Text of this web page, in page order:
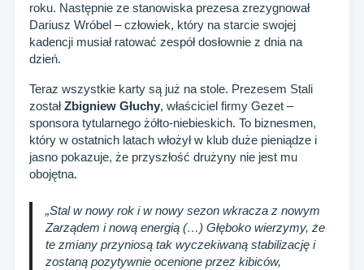
roku. Następnie ze stanowiska prezesa zrezygnował
Dariusz Wróbel – człowiek, który na starcie swojej
kadencji musiał ratować zespół dosłownie z dnia na
dzień.
Teraz wszystkie karty są już na stole. Prezesem Stali
zostałZbigniew Głuchy, właściciel firmy Gezet –
sponsora tytularnego żółto-niebieskich. To biznesmen,
który w ostatnich latach włożył w klub duże pieniądze i
jasno pokazuje, że przyszłość drużyny nie jest mu
obojętna.
„Stal w nowy rok i w nowy sezon wkracza z nowym
Zarządem i nową energią (…) Głęboko wierzymy, że
te zmiany przyniosą tak wyczekiwaną stabilizację i
zostaną pozytywnie ocenione przez kibiców,